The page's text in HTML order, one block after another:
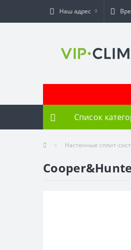
Наш адрес
Список
Настенные сплит-